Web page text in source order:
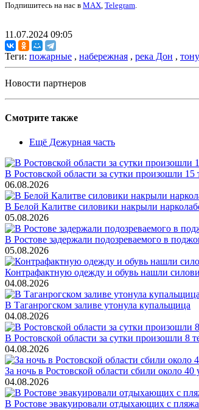
Подпишитесь на нас в MAX, Telegram.
11.07.2024 09:05
Теги: пожарные , набережная , река Дон ,
Новости партнеров
Смотрите также
Ещё Дежурная часть
В Ростовской области за сутки произошли
06.08.2026
В Белой Калитве силовики накрыли
05.08.2026
В Ростове задержали подозреваемого в
05.08.2026
Контрафактную одежду и обувь нашли
04.08.2026
В Таганрогском заливе утонула купальщица
04.08.2026
В Ростовской области за сутки произошли
04.08.2026
За ночь в Ростовской области сбили около
04.08.2026
В Ростове эвакуировали отдыхающих с